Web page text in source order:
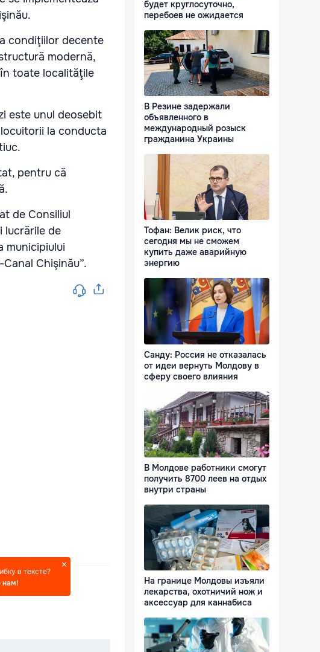
condiţiilor decente
modernă,
toate localităţile
este unul deosebit
la conducta
pentru că
de Consiliul
lucrările de
municipiului
Chişinău”.
в тексте?
нам!
будет круглосуточно,
перебоев не ожидается
В Резине задержали
объявленного в
международный розыск
гражданина Украины
Тофан: Велик риск, что
сегодня мы не сможем
купить даже аварийную
энергию
Санду: Россия не отказалась
от идеи вернуть Молдову в
сферу своего влияния
В Молдове работники смогут
получить 8700 леев на отдых
внутри страны
На границе Молдовы изъяли
лекарства, охотничий нож и
аксессуар для каннабиса